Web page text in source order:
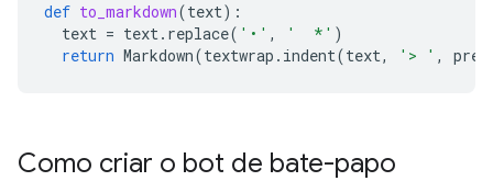
def to_markdown(text):
text = text. replace( '•' , '  *' )
return Markdown(textwrap . indent(text, '> ' ,
Como criar o bot de bate-papo